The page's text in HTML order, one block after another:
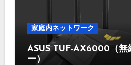
家庭内ネットワーク
ASUS TUF-AX6000（
ー）